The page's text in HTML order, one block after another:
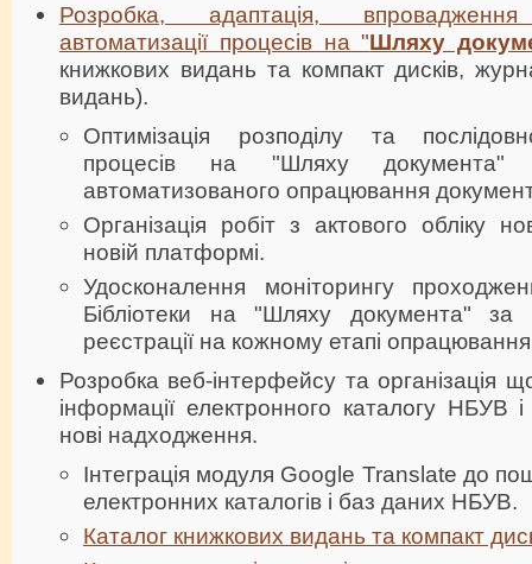
Розробка, адаптація,
автоматизації процесів на "Шляху
книжкових видань та компакт дисків,
видань).
Оптимізація розподілу та
процесів на "Шляху
автоматизованого опрацювання
Організація робіт з актового обліку
новій платформі.
Удосконалення моніторингу
Бібліотеки на "Шляху документа" за
реєстрації на кожному етапі
Розробка веб-інтерфейсу та організація
інформації електронного каталогу НБУВ
нові надходження.
Інтеграція модуля Google Translate до
електронних каталогів і баз даних НБУВ.
Каталог книжкових видань та компакт